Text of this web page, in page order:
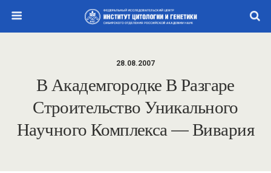
28.08.2007
В Академгородке В Разгаре
Строительство Уникального
Научного Комплекса — Вивария